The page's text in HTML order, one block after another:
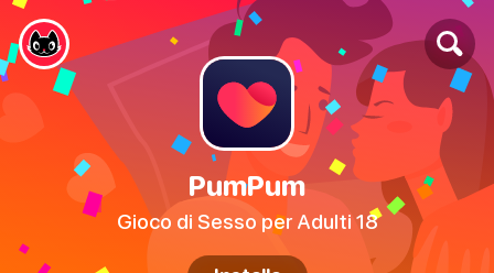
PumPum
Gioco di Sesso per Adulti 18